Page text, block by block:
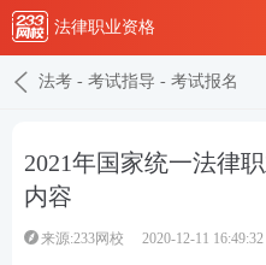
法律职业资格
法考 - 考试指导 - 考试报名
2021年国家统一法律
内容
来源:233网校 2020-12-11 16:49:32